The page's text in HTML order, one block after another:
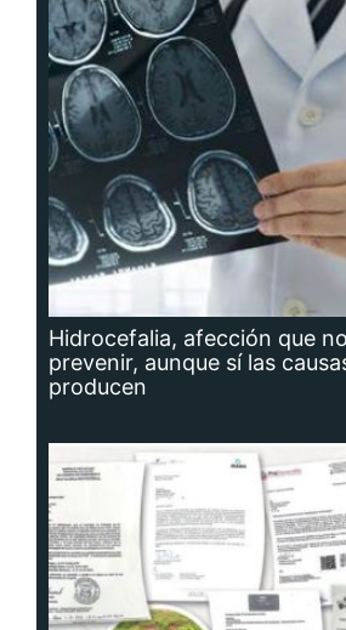
Hidrocefalia, afección que
prevenir, aunque sí las
producen